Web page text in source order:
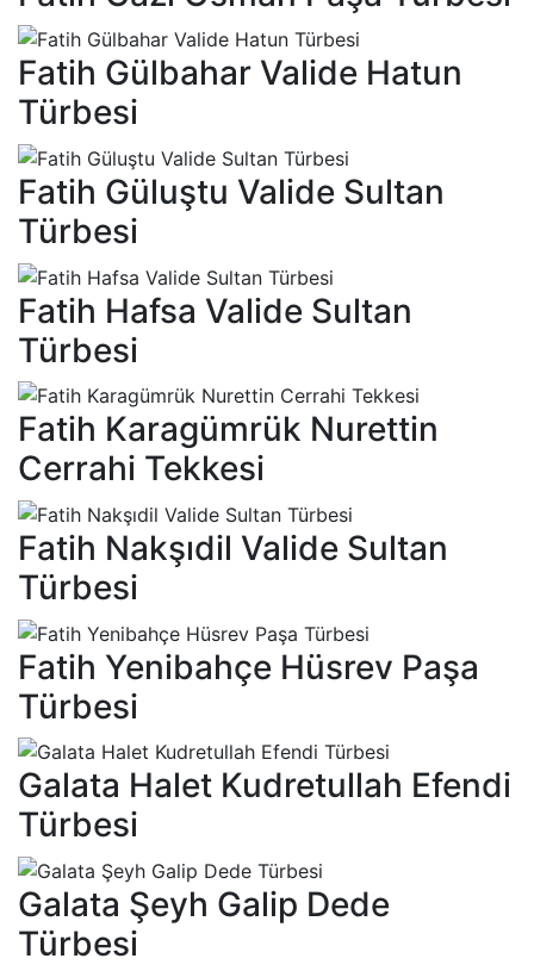
Fatih Gülbahar Valide Hatun
Türbesi
Fatih Güluştu Valide Sultan
Türbesi
Fatih Hafsa Valide Sultan
Türbesi
Fatih Karagümrük Nurettin
Cerrahi Tekkesi
Fatih Nakşıdil Valide Sultan
Türbesi
Fatih Yenibahçe Hüsrev Paşa
Türbesi
Galata Halet Kudretullah Efendi
Türbesi
Galata Şeyh Galip Dede
Türbesi